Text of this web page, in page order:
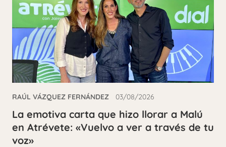
RAÚL VÁZQUEZ FERNÁNDEZ 03/08/2026
La emotiva carta que hizo llorar a Malú
en Atrévete: «Vuelvo a ver a través de tu
voz»